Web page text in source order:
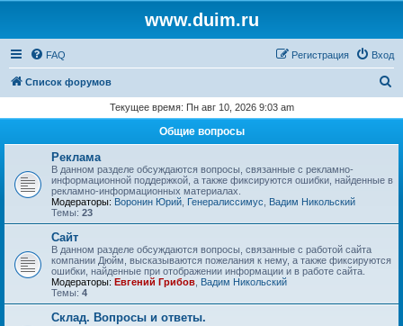
www.duim.ru
FAQ Вход
Регистрация
Список форумов
с
Текущее время: Пн авг 10, 2026 9:03 am
Общие вопросы
Реклама
В данном разделе обсуждаются вопросы, связанные с рекламно-
информационной поддержкой, а также фиксируются ошибки, найденные в
рекламно-информационных материалах.
Модераторы: Воронин Юрий Генералиссимус
Вадим Никольский
Темы: 23
Сайт
В данном разделе обсуждаются вопросы, связанные с работой сайта
компании Дюйм, высказываются пожелания к нему, а также фиксируются
ошибки, найденные при отображении информации и в работе сайта.
Модераторы: Евгений Грибов Вадим Никольский
Темы: 4
Склад. Вопросы и ответы.